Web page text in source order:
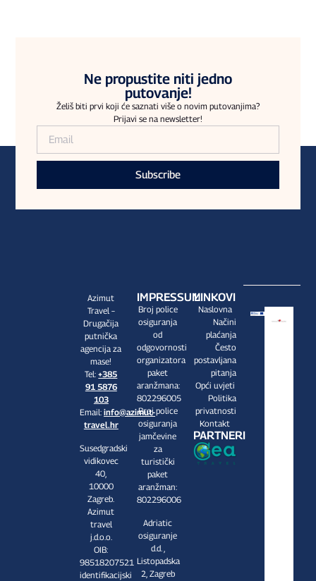
Ne propustite niti jedno
putovanje!
Želiš biti prvi koji će saznati više o novim putovanjima?
Prijavi se na newsletter!
Subscribe
Azimut
Travel –
Drugačija
putnička
agencija za
mase!
Tel:+385
91 5876
103
Email:info@azimut-
travel.hr
Susedgradski
vidikovec
40,
10000
Zagreb.
Azimut
travel
j.d.o.o.
OIB:
98518207521
identifikacijski
IMPRESSUM
Broj police
osiguranja
od
odgovornosti
organizatora
paket
aranžmana:
802296005
Broj police
osiguranja
jamčevine
za
turistički
paket
aranžman:
802296006
Adriatic
osiguranje
d.d. ,
Listopadska
2, Zagreb
LINKOVI
Naslovna
Načini
plaćanja
Često
postavljana
pitanja
Opći uvjeti
Politika
privatnosti
Kontakt
PARTNERI